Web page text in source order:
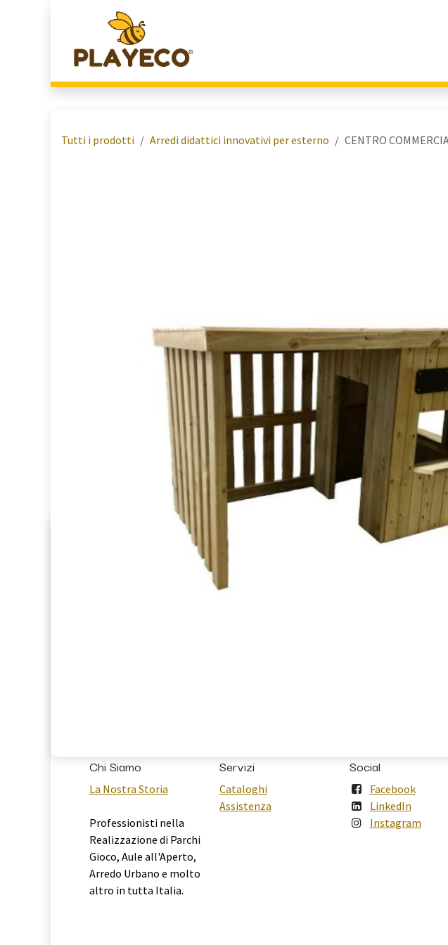
Tutti i prodotti Arredi didattici innovativi per esterno CENTRO
Chi Siamo
La Nostra Storia
Professionisti nella
Realizzazione di Parchi
Gioco, Aule all'Aperto,
Arredo Urbano e molto
altro in tutta Italia.
Servizi
Cataloghi
Assistenza
Social
Facebook
LinkedIn
Instagram